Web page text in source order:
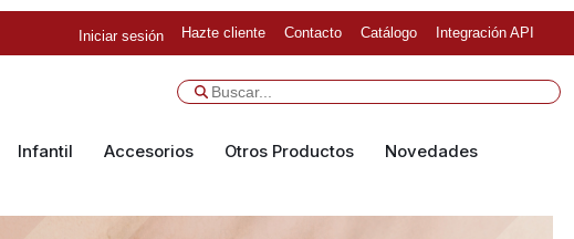
Iniciar sesión Hazte cliente Contacto Catálogo Integración API
Infantil Accesorios Otros Productos Novedades